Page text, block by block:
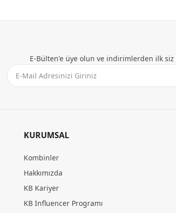
E-Bülten'e üye olun ve indirimlerden ilk
KURUMSAL
Kombinler
Hakkımızda
KB Kariyer
KB Influencer Programı